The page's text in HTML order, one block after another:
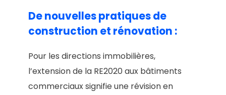
De nouvelles pratiques de
construction et rénovation :
Pour les directions immobilières,
l’extension de la RE2020 aux bâtiments
commerciaux signifie une révision en